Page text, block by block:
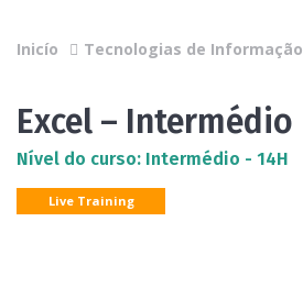
Inicío Tecnologias de Informação
Excel – Intermédio
Nível do curso: Intermédio - 14H
Live Training